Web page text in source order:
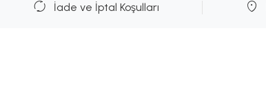
İade ve İptal Koşulları